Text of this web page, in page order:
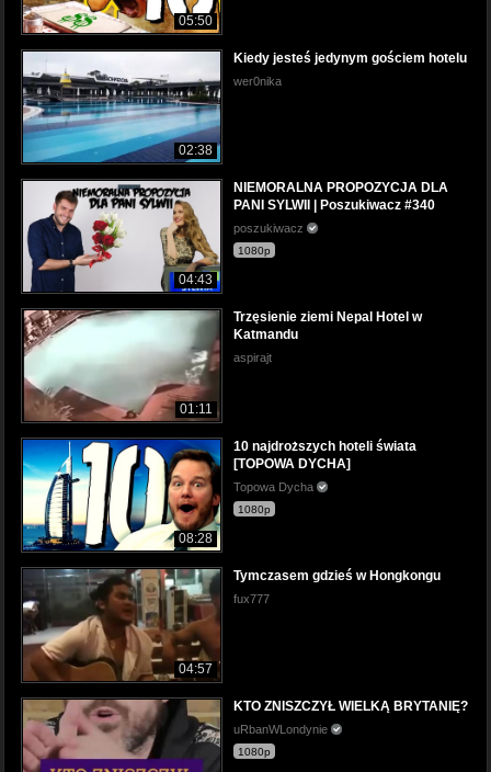
05:50
02:38
Kiedy jesteś jedynym gościem hotelu
wer0nika
04:43
NIEMORALNA PROPOZYCJA DLA
PANI SYLWII | Poszukiwacz #340
poszukiwacz
1080p
01:11
Trzęsienie ziemi Nepal Hotel w
Katmandu
aspirajt
08:28
10 najdroższych hoteli świata
[TOPOWA DYCHA]
Topowa Dycha
1080p
04:57
Tymczasem gdzieś w Hongkongu
fux777
KTO ZNISZCZYŁ WIELKĄ BRYTANIĘ?
uRbanWLondynie
1080p